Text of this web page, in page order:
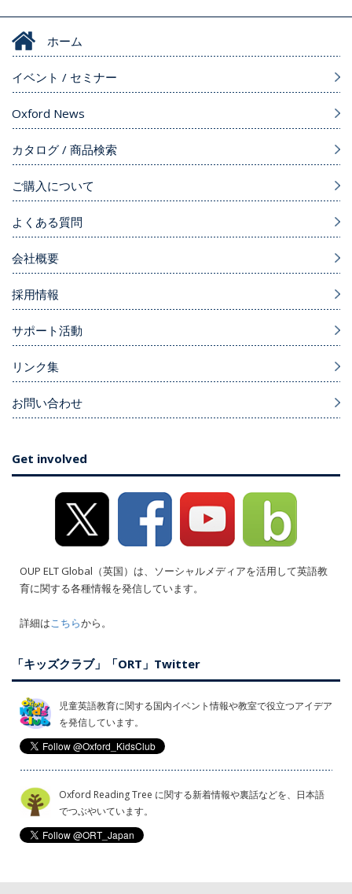
ホーム
イベント / セミナー
Oxford News
カタログ / 商品検索
ご購入について
よくある質問
会社概要
採用情報
サポート活動
リンク集
お問い合わせ
Get involved
OUP ELT Global（英国）は、ソーシャルメディアを活用して英語教
育に関する各種情報を発信しています。
詳細は こちらから。
「キッズクラブ」「ORT」Twitter
児童英語教育に関する国内イベント情報や教室で役立つアイデア
を発信しています。
Oxford Reading Tree に関する新着情報や裏話などを、日本語
でつぶやいています。